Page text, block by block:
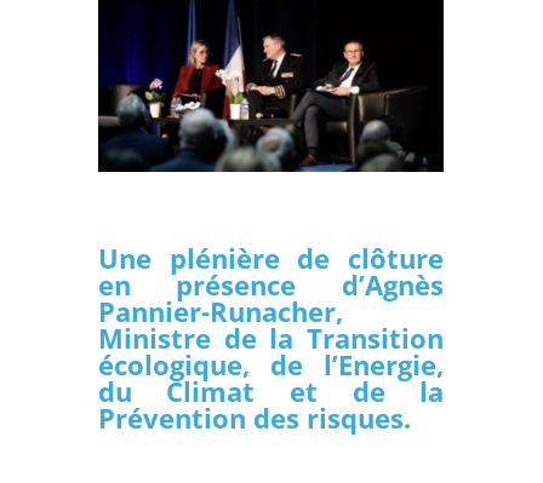
Une plénière de clôture
en présence d’Agnès
Pannier-Runacher,
Ministre de la Transition
écologique, de l’Energie,
du Climat et de la
Prévention des risques.